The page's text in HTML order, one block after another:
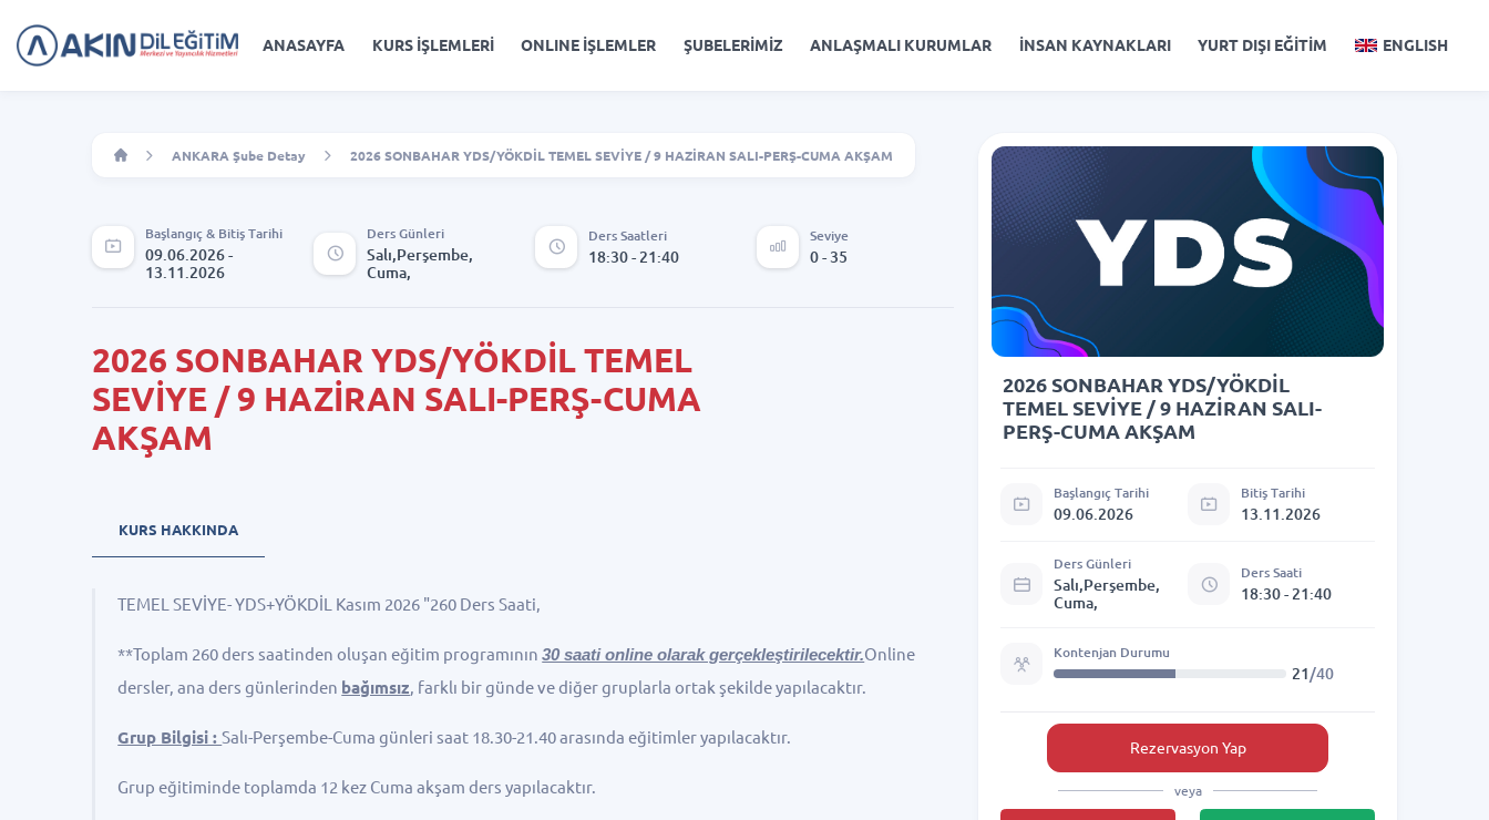
ANASAYFA KURS İŞLEMLERİ ONLINE İŞLEMLER ŞUBELERİMİZ ANLAŞMALI KURUMLAR İNSAN KAYNAKLARI YURT DIŞI EĞİTİM ENGLISH
ANKARA Şube Detay 2026 SONBAHAR YDS/YÖKDİL TEMEL SEVİYE / 9 HAZİRAN SALI-PERŞ-CUMA AKŞAM
Başlangıç & Bitiş Tarihi
09.06.2026 -
13.11.2026
Ders Günleri
Salı,Perşembe,
Cuma,
Ders Saatleri
18:30 - 21:40
Seviye
0 - 35
2026 SONBAHAR YDS/YÖKDİL TEMEL
SEVİYE / 9 HAZİRAN SALI-PERŞ-CUMA
AKŞAM
KURS HAKKINDA
TEMEL SEVİYE- YDS+YÖKDİL Kasım 2026 "260 Ders Saati,
**Toplam 260 ders saatinden oluşan eğitim programının30 saati online olarak gerçekleştirilecektir.Online
dersler, ana ders günlerinden bağımsız, farklı bir günde ve diğer gruplarla ortak şekilde yapılacaktır.
Grup Bilgisi :Salı-Perşembe-Cuma günleri saat 18.30-21.40 arasında eğitimler yapılacaktır.
Grup eğitiminde toplamda 12 kez Cuma akşam ders yapılacaktır.
2026 SONBAHAR YDS/YÖKDİL
TEMEL SEVİYE / 9 HAZİRAN SALI-
PERŞ-CUMA AKŞAM
Başlangıç Tarihi
09.06.2026
Bitiş Tarihi
13.11.2026
Ders Günleri
Salı,Perşembe,
Cuma,
Ders Saati
18:30 - 21:40
Kontenjan Durumu
21/40
Rezervasyon Yap
veya